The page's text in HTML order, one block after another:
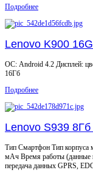
Подробнее
Lenovo K900
ОС: Android 4.2 Дисплей:
16Гб
Подробнее
Lenovo S939
Тип Смaртфон Тип корпуса
мАч Время работы (данные
передача данных GPRS,